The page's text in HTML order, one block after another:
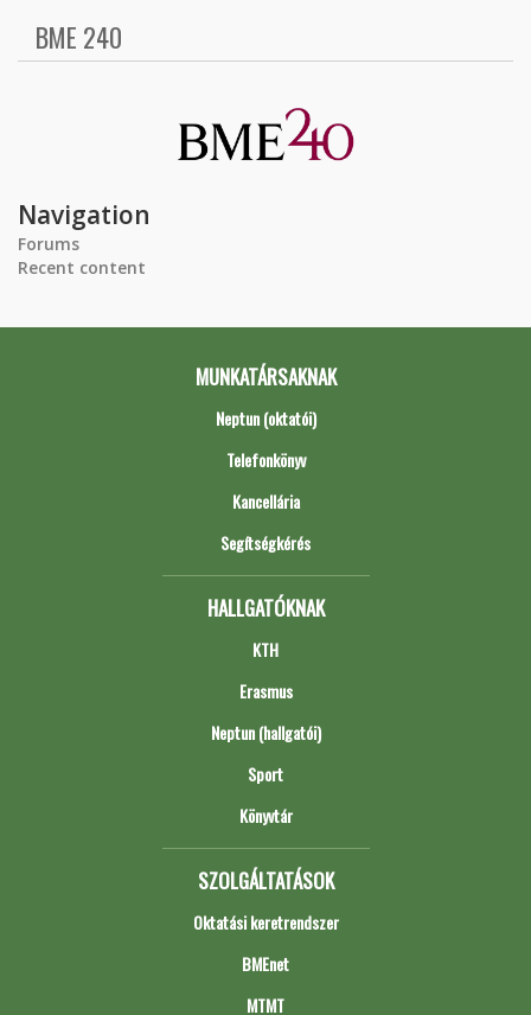
BME 240
Navigation
Forums
Recent content
MUNKATÁRSAKNAK
Neptun (oktatói)
Telefonkönyv
Kancellária
Segítségkérés
HALLGATÓKNAK
KTH
Erasmus
Neptun (hallgatói)
Sport
Könyvtár
SZOLGÁLTATÁSOK
Oktatási keretrendszer
BMEnet
MTMT